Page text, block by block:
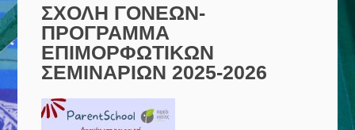
ΣΧΟΛΗ ΓΟΝΕΩΝ-
ΠΡΟΓΡΑΜΜΑ
ΕΠΙΜΟΡΦΩΤΙΚΩΝ
ΣΕΜΙΝΑΡΙΩΝ 2025-2026